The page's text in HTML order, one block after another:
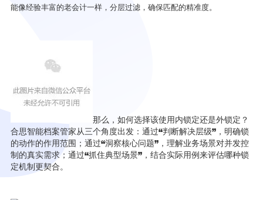
能像经验丰富的老会计一样，分层过滤，确保匹配的精准度。
那么，如何选择该使用内锁定还是外锁定？
合思智能档案管家从三个角度出发：通过“判断解决层级”，明确锁
的动作的作用范围；通过“洞察核心问题”，理解业务场景对并发控
制的真实需求；通过“抓住典型场景”，结合实际用例来评估哪种锁
定机制更契合。